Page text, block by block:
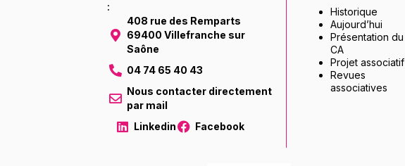
:
408 rue des Remparts
69400 Villefranche sur
Saône
04 74 65 40 43
Nous contacter directement
par mail
Linkedin
Facebook
Historique
Aujourd’hui
Présentation du
CA
Projet associatif
Revues
associatives